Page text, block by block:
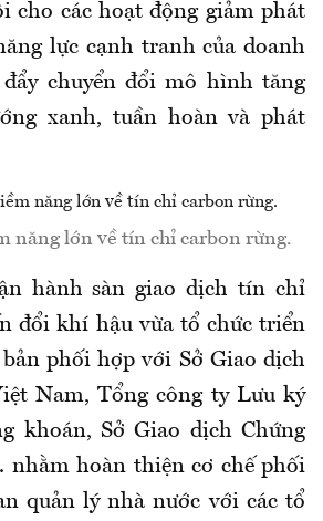
cho các hoạt động giảm phát
lực cạnh tranh của doanh
chuyển đổi mô hình tăng
xanh, tuần hoàn và phát
năng lớn về tín chỉ carbon rừng.
hành sàn giao dịch tín chỉ
đổi khí hậu vừa tổ chức triển
phối hợp với Sở Giao dịch
Nam, Tổng công ty Lưu ký
khoán, Sở Giao dịch Chứng
nhằm hoàn thiện cơ chế phối
quản lý nhà nước với các tổ